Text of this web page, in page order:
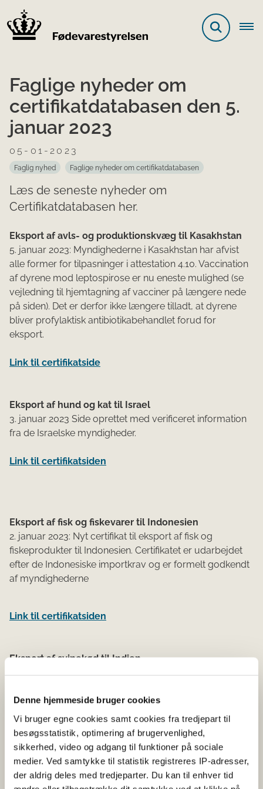
Denne hjemmeside bruger cookies
Vi bruger egne cookies samt cookies fra tredjepart til
besøgsstatistik, optimering af brugervenlighed,
sikkerhed, video og adgang til funktioner på sociale
medier. Ved samtykke til statistik registreres IP-adresser,
der aldrig deles med tredjeparter. Du kan til enhver tid
Faglige nyheder om
certifikatdatabasen den 5.
januar 2023
05-01-2023
Faglig nyhed Faglige nyheder om certifikatdatabasen
Læs de seneste nyheder om
Certifikatdatabasen her.
​Eksport af avls- og produktionskvæg til Kasakhstan
5. januar 2023: Myndighederne i Kasakhstan har afvist
alle former for tilpasninger i attestation 4.10. Vaccination
af dyrene mod leptospirose er nu eneste mulighed (se
vejledning til hjemtagning af vacciner på længere nede
på siden). Det er derfor ikke længere tilladt, at dyrene
bliver profylaktisk antibiotikabehandlet forud for
eksport.
Link til certifikatside​
Eksport af hund og kat til Israel
3. januar 2023 Side oprettet med verificeret information
fra de Israelske myndigheder.
Link til certifikatsiden
Eksport af fisk og fiskevarer til Indonesien​
2. januar 2023: Nyt certifikat til eksport af fisk og
fiskeprodukter til Indonesien. Certifikatet er udarbejdet
efter de Indonesiske importkrav og er formelt godkendt
af myndighederne
Link til certifikatsiden
Eksport af svinekød til Indien
2. januar 2023: Certifikatet La 23,0-5634 kan ikke
kødprodukter af svinekød der trådte i kraft den 1. Januar
2023. Et nyt certifikat er under forhandling.
Link til certifikatsiden
Eksport af fisk og fiskevarer til Indien